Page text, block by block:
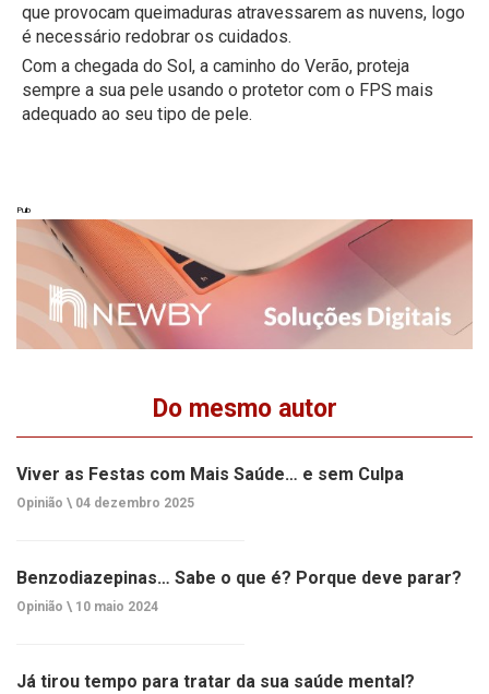
que provocam queimaduras atravessarem as nuvens, logo
é necessário redobrar os cuidados.
Com a chegada do Sol, a caminho do Verão, proteja
sempre a sua pele usando o protetor com o FPS mais
adequado ao seu tipo de pele.
Pub
Do mesmo autor
Viver as Festas com Mais Saúde… e sem Culpa
Opinião \ 04 dezembro 2025
Benzodiazepinas… Sabe o que é? Porque deve parar?
Opinião \ 10 maio 2024
Já tirou tempo para tratar da sua saúde mental?